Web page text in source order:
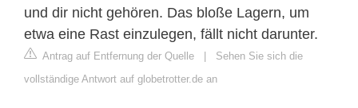
und dir nicht gehören. Das bloße Lagern, um
etwa eine Rast einzulegen, fällt nicht darunter.
Antrag auf Entfernung der Quelle | Sehen Sie sich die
vollständige Antwort auf globetrotter.de an